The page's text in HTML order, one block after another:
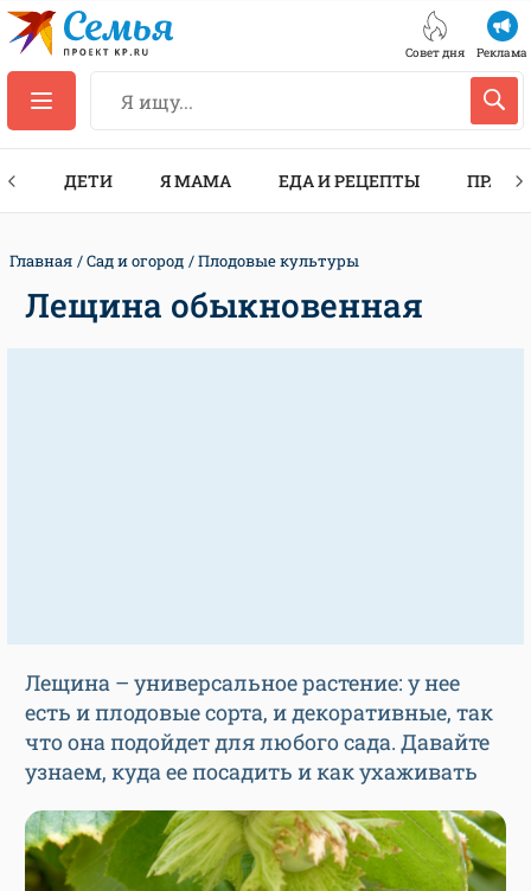
Совет дня Реклама
ДЕТИ Я МАМА ЕДА И РЕЦЕПТЫ
Главная Сад и огород Плодовые культуры
Лещина обыкновенная
Лещина – универсальное растение: у нее
есть и плодовые сорта, и декоративные, так
что она подойдет для любого сада. Давайте
узнаем, куда ее посадить и как ухаживать